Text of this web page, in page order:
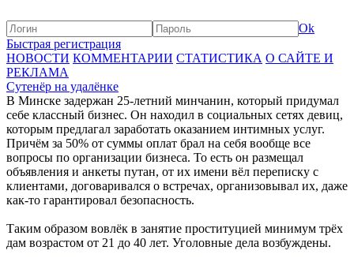
Ok
Быстрая регистрация
НОВОСТИ КОММЕНТАРИИ СТАТИСТИКА О САЙТЕ И
РЕКЛАМА
Сутенёр на удалёнке
В Минске задержан 25-летний минчанин, который придумал
себе классный бизнес. Он находил в социальных сетях девиц,
которым предлагал заработать оказанием интимных услуг.
Причём за 50% от суммы оплат брал на себя вообще все
вопросы по организации бизнеса. То есть он размещал
объявления и анкеты путан, от их имени вёл переписку с
клиентами, договаривался о встречах, организовывал их, даже
как-то гарантировал безопасность.
Таким образом вовлёк в занятие проституцией минимум трёх
дам возрастом от 21 до 40 лет. Уголовные дела возбуждены.